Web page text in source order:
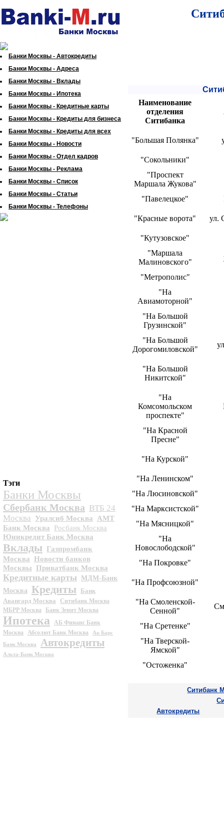
Банки Москвы - Автокредиты
Банки Москвы - Адреса
Банки Москвы - Вклады
Банки Москвы - Ипотека
Банки Москвы - Кредитные карты
Банки Москвы - Кредиты для бизнеса
Банки Москвы - Кредиты для всех
Банки Москвы - Новости
Банки Москвы - Отдел кадров
Банки Москвы - Реклама
Банки Москвы - Список
Банки Москвы - Статьи
Банки Москвы - Телефоны
Тэги
Банки Москвы
Сбербанк Москва ВТБ 24
Москва
Уралсиб Москва
АМТ
Банк Москва
Росбанк Москва
Юникредит Банк Москва
Вклады Газпромбанк
Москва
Новости банков
Москвы
Приватбанк Москва
Кредитные карты
МДМ-Банк
Москва Кредиты Банк
Авангард Москва
Ситибанк Москва
МБРР Москва
Банк Зенит Москва
Ипотека
АБ Финанс Банк
Москва Абсолют Банк Москва
Ак Барс
Банк Москва
Автокредиты
Альта-Банк Москва
Наименование
отделения
Ситибанка
"Большая Полянка"
"Сокольники"
"Проспект
Маршала Жукова"
"Павелецкое"
"Красные ворота" ул.
"Кутузовское"
"Маршала
Малиновского"
"Метрополис"
"На
Авиамоторной"
"На Большой
Грузинской"
"На Большой
Дорогомиловской"
"На Большой
Никитской"
"На
Комсомольском
проспекте"
"На Красной
Пресне"
"На Курской"
"На Ленинском"
"На Люсиновской"
"На Марксистской"
"На Мясницкой"
"На
Новослободской"
"На Покровке"
"На Профсоюзной"
"На Смоленской-
Сенной"
"На Сретенке"
"На Тверской-
Ямской"
"Остоженка"
Ситибанк
Автокредиты